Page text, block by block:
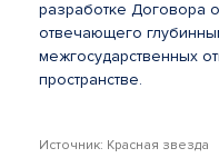
разработке Договора
отвечающего
межгосударственных
пространстве.
Источник: Красная звезда